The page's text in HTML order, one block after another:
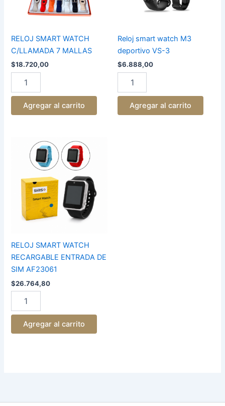
RELOJ SMART WATCH
C/LLAMADA 7 MALLAS
$18.720,00
Agregar al carrito
Reloj smart watch M3
deportivo VS-3
$6.888,00
cantidad
Agregar al carrito
RELOJ SMART WATCH
RECARGABLE ENTRADA DE
SIM AF23061
$26.764,80
SMART
WATCH
RECARGABLE
ENTRADA
SIM
AF23061
cantidad
Agregar al carrito